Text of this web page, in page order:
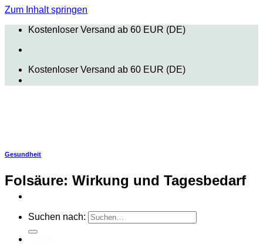
Zum Inhalt springen
Kostenloser Versand ab 60 EUR (DE)
Kostenloser Versand ab 60 EUR (DE)
Suchen nach:
Gesundheit
Folsäure: Wirkung und Tagesbedarf